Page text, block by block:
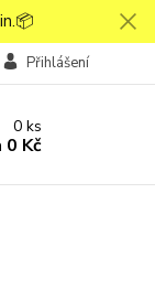
Přihlášení
0ks
0 Kč